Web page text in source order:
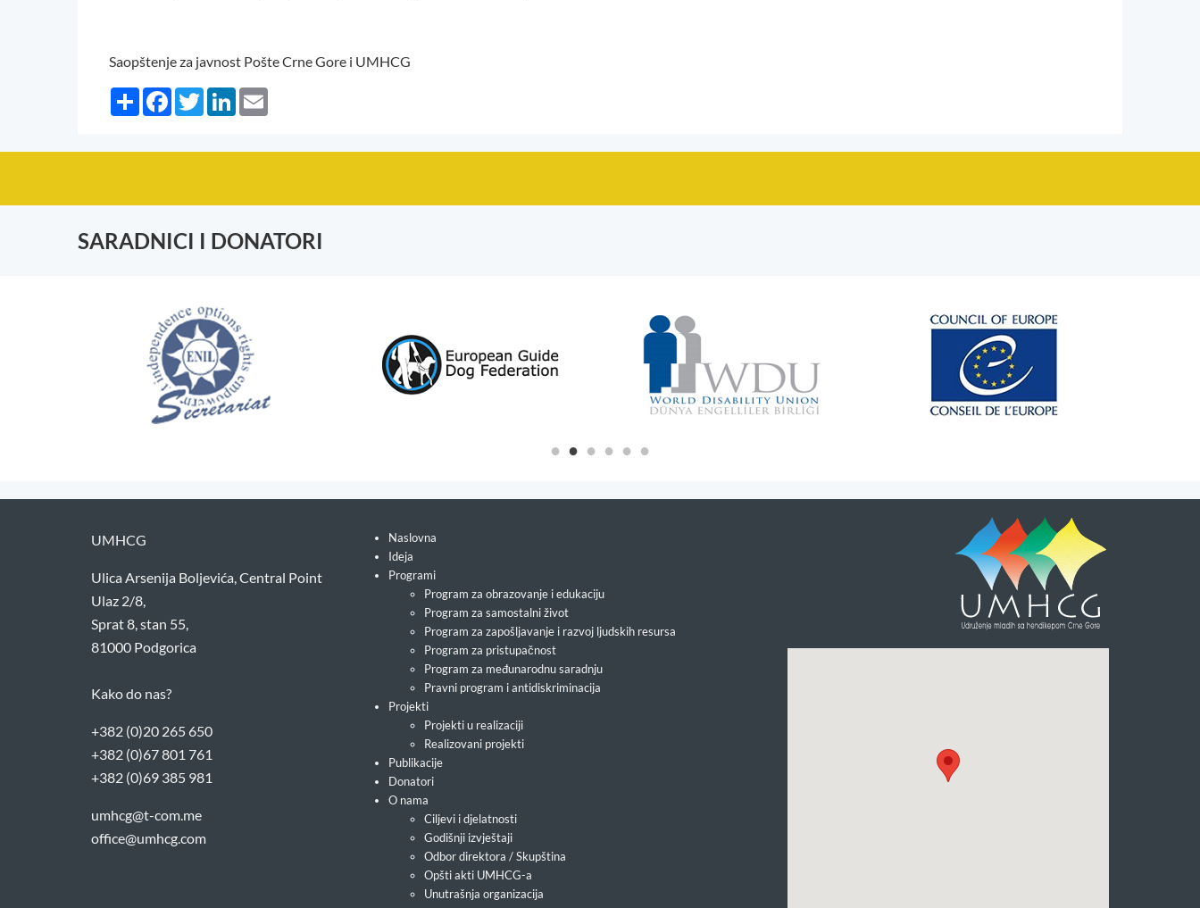
Saopštenje za javnost Pošte Crne Gore i UMHCG
Share FacebookTwitterLinkedIn
SARADNICI I DONATORI
UMHCG
Ulica Arsenija Boljevića, Central Point
Ulaz 2/8,
Sprat 8, stan 55,
81000 Podgorica
Kako do nas?
+382 (0)20 265 650
+382 (0)67 801 761
+382 (0)69 385 981
umhcg@t-com.me
office@umhcg.com
Naslovna
Ideja
Programi
Program za obrazovanje i edukaciju
Program za samostalni život
Program za zapošljavanje i razvoj ljudskih resursa
Program za pristupačnost
Program za međunarodnu saradnju
Pravni program i antidiskriminacija
Projekti
Projekti u realizaciji
Realizovani projekti
Publikacije
Donatori
O nama
Ciljevi i djelatnosti
Godišnji izvještaji
Odbor direktora / Skupština
Opšti akti UMHCG-a
Unutrašnja organizacija